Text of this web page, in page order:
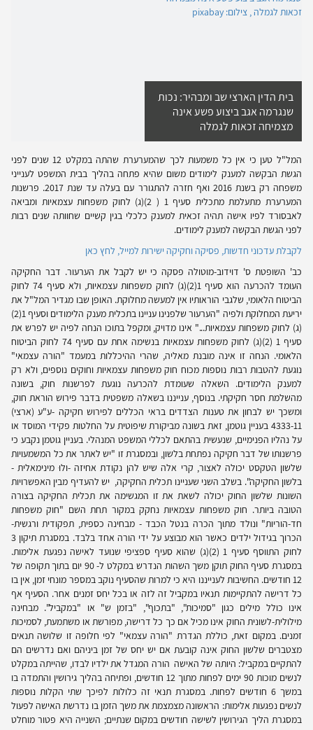
בית הדין הארצי שב ומבהיר: נכות
שנגרמה אגב ביצוע פשע אינה
מצמיחה זכאות לגמלה
המל"ל טען כי אין כל משמעות לכך שהמערערת שהתה במקלט 12 שנים לפני
הגשת הבקשה למענק לימודים משום שהיא פתחה בהליך בבית המשפט לענייני
משפחה רק בשנת 2016 ואף חזרה להתגורר עם בעלה עד שנת 2017. פרשנות
המערערת מתעלמת מתכלית סעיף 1 ( 2)(ג) לחוק משפחות עצמאיות ומביאה
לאבסורד לפיו אישה תהיה זכאית למענק כלכלי בגין קשיים שחוותה שנים רבות
לפני הגשת הבקשה למענק לימודים.
לקבלת עדכוני חדשות, פסיקה וחקיקה ישירות למייל, לחץ כאן
כב' השופטת ס' דוידוב-מוטולה פסקה כי יש לקבל את הערעור. דבר החקיקה
העומד להכרעה הוא סעיף 1(2)(ג) לחוק משפחות עצמאיות, ולא סעיף 74 לחוק
הביטוח הלאומי, שלגבי הוראותיו אין למעשה מחלוקת. האופן שבו מגדיר המל"ל את
יריעת המחלוקת ולפיה "הערעור שלפנינו עניינו בתכלית מענק הלימודים וסעיף 1(2)
(ג) לחוק משפחות עצמאיות..." אינו מדויק, ומקפל בתוכו הנחה לפיה יש לפרש את
סעיף 1 (2)(ג) לחוק משפחות עצמאיות בנשימה אחת עם סעיף 74 לחוק הביטוח
הלאומי. הנחה זו אינה מובנת מאליה, שהרי ההיכללות במעמד "הורה עצמאי"
נוגעת להטבות רבות נוספות מכוח חוק משפחות עצמאיות וחוקים נוספים, ולא רק
למענק הלימודים. השאלה שעומדת להכרעה נוגעת לפרשנות חוק, בשונה
מהשלמת חסר חקיקתי. בנוסף, ענייננו בשאלה משפטית בדבר פירוש הוראת חוק,
ומשכך יש לבחון את טענות הצדדים בראי הכללים לפירוש חקיקה -ע"ע (ארצי)
4333-11 בעניין גוטמן, זאת בשונה מביקורת שיפוטית על החלטות פקידי המוסד או
על נהליו הפנימיים, שנעשית בהתאם לכללי המשפט המנהלי. בעניין גוטמן נקבע כי
פרשנותו של דבר חקיקה נפתחת בלשון, ובמסגרת זו "יש לאתר את כל המשמעויות
שלשון הטקסט יכולה לאצור, קרי אלה שיש להן נקודת אחיזה -ולוּ מינימאלית -
בלשון החקיקה". בשלב השני שעניינו תכלית החקיקה, יש להעדיף מבין האפשרויות
השונות שלשון החוק יכולה לשאת את זו המגשימה את תכלית החקיקה בצורה
הטובה ביותר. חוק משפחות עצמאיות נחקק במקור תחת השם "חוק משפחות
חד-הוריות" ונולד מתוך הכרה בנטל הכבד - מבחינה כספית, תפקודית ורגשית-
הכרוך בגידול ילדים כאשר הוא מבוצע על ידי הורה אחד בלבד. במסגרת תיקון 3
לחוק התווסף סעיף 1 (2)(ג) שהוא סעיף ספציפי שנועד לאישה נפגעת אלימות.
במסגרת סעיף החוק תוקן משך השהות הנדרש במקלט ל- 90 יום בתוך תקופה של
12 חודשים. החשיבות לענייננו היא כי למרות שהסעיף נוקב במספר מונחי זמן, אין בו
כל דרישה להתקיימות תנאיו במקביל זה לזה או בכל יחס זמנים אחר. הסעיף אף
אינו כולל מילים כגון "סמיכות", "בתכוף", "בזמן ש" או "במקביל". מבחינה
מילולית-לשונית החוק אינו מכיל אם כך כל דרישה, מפורשת או משתמעת, לסמיכות
זמנים. במקום זאת, כוללת הגדרת "הורה עצמאי" לפי חלופה זו שלושה תנאים
מצטברים שלשון החוק אינה קובעת אם יש יחס של זמן ביניהם ואם נדרשים הם
להתקיים במקביל: היותה של האישה הורה המגדל את ילדיו לבדו, שהייתה במקלט
לנשים מוכות 90 ימים לפחות מתוך 12 חודשים, ופתיחה בהליך גירושין והתמדה בו
במשך 6 חודשים לפחות. במסגרת תנאי זה כלולות לפיכך שתי הקלות נוספות
לנשים נפגעות אלימות: הראשונה מצמצמת את משך הזמן בו נדרשת האישה לפעול
במסגרת הליך הגירושין לשישה חודשים במקום שנתיים; השנייה היא פטור מוחלט